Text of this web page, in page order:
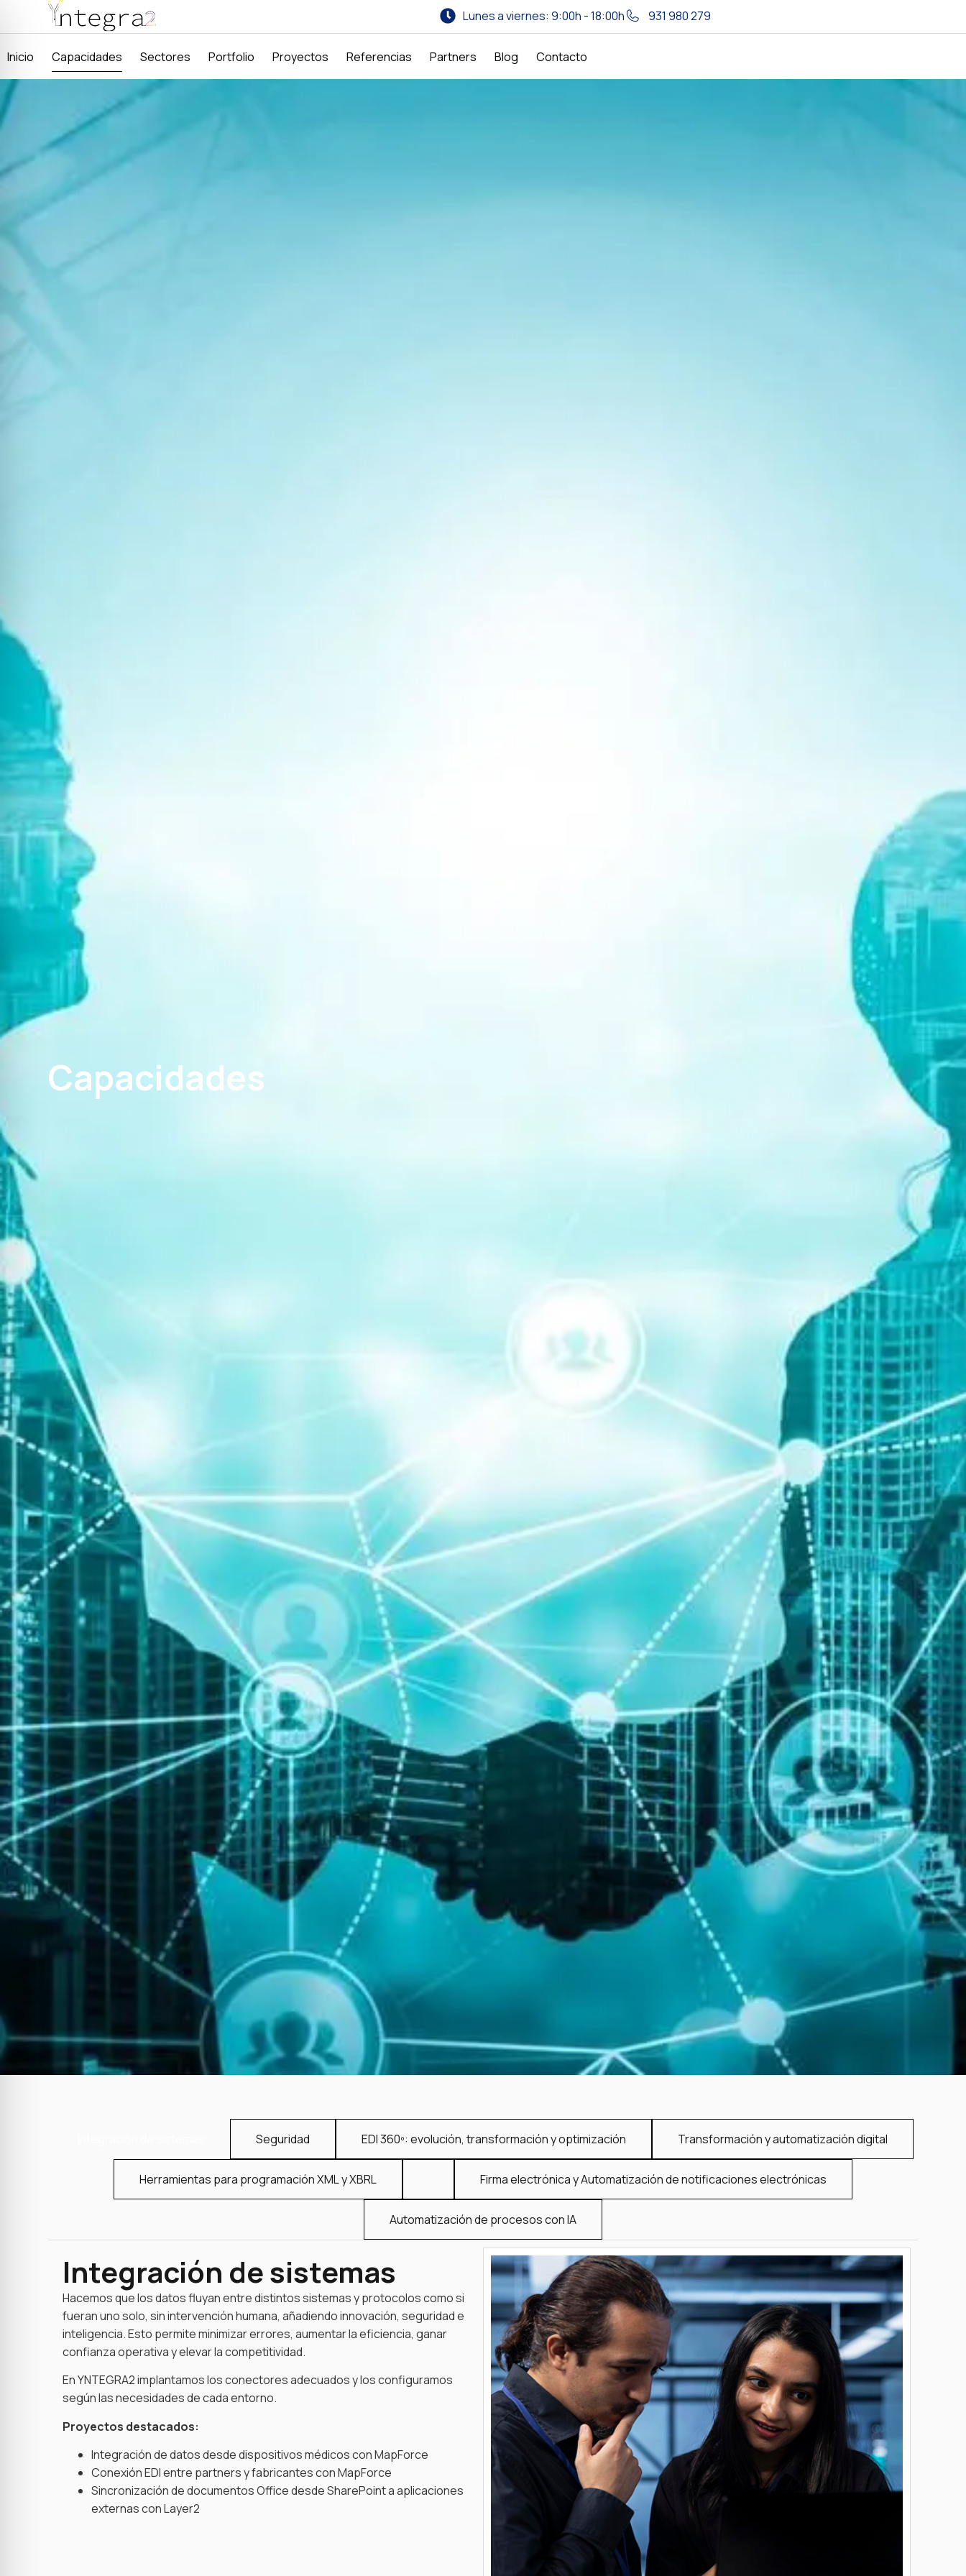
Lunes a viernes: 9:00h - 18:00h 931 980 279
Inicio Capacidades Sectores Portfolio Proyectos Referencias Partners Blog Contacto
Capacidades
Seguridad EDI 360º: evolución, transformación y optimización Transformación y automatización digital
Herramientas para programación XML y XBRL Firma electrónica y Automatización de notificaciones electrónicas
Automatización de procesos con IA
Integración de sistemas
Hacemos que los datos fluyan entre distintos sistemas y protocolos como si
fueran uno solo, sin intervención humana, añadiendo innovación, seguridad e
inteligencia. Esto permite minimizar errores, aumentar la eficiencia, ganar
confianza operativa y elevar la competitividad.
En YNTEGRA2 implantamos los conectores adecuados y los configuramos
según las necesidades de cada entorno.
Proyectos destacados:
Integración de datos desde dispositivos médicos con MapForce
Conexión EDI entre partners y fabricantes con MapForce
Sincronización de documentos Office desde SharePoint a aplicaciones
externas con Layer2